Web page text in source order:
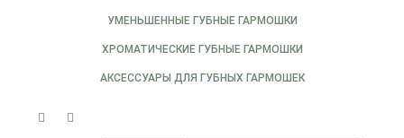
УМЕНЬШЕННЫЕ ГУБНЫЕ ГАРМОШКИ
ХРОМАТИЧЕСКИЕ ГУБНЫЕ ГАРМОШКИ
АКСЕССУАРЫ ДЛЯ ГУБНЫХ ГАРМОШЕК